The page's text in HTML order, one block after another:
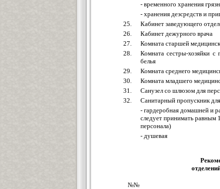
- временного хранения
- хранения дезсредств и
25.
Кабинет заведующего
26.
Кабинет дежурного врача
27.
Комната старшей
28.
Комната сестры-хозяйки с
белья
29.
Комната среднего
30.
Комната младшего
31.
Санузел со шлюзом для
32.
Санитарный пропускник
- гардеробная домашней и
следует принимать равным
персонала)
- душевая
№№